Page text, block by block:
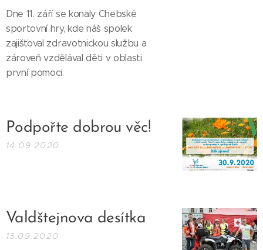
Dne 11. září se konaly Chebské
sportovní hry, kde náš spolek
zajišťoval zdravotnickou službu a
zároveň vzdělával děti v oblasti
první pomoci.
Podpořte dobrou věc!
14.09.2020
Valdštejnova desítka
13.09.2020